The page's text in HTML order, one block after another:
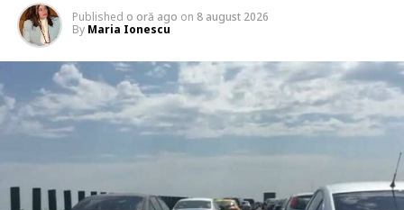
Published o oră ago on 8 august 2026
By Maria Ionescu